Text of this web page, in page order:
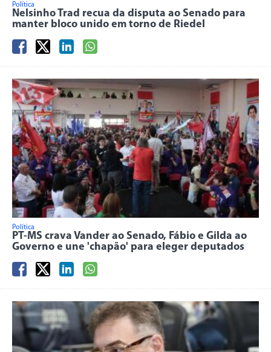
Política
Nelsinho Trad recua da disputa ao Senado para
manter bloco unido em torno de Riedel
Política
PT-MS crava Vander ao Senado, Fábio e Gilda ao
Governo e une 'chapão' para eleger deputados